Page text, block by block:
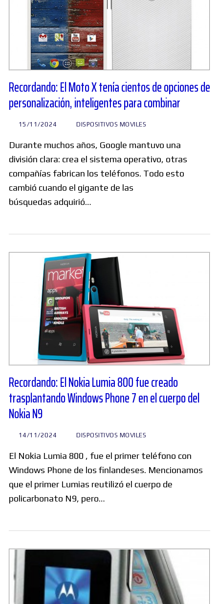
Recordando: El Moto X tenía cientos de opciones de
personalización, inteligentes para combinar
15/11/2024 DISPOSITIVOS MOVILES
Durante muchos años, Google mantuvo una
división clara: crea el sistema operativo, otras
compañías fabrican los teléfonos. Todo esto
cambió cuando el gigante de las
búsquedas adquirió…
Recordando: El Nokia Lumia 800 fue creado
trasplantando Windows Phone 7 en el cuerpo del
Nokia N9
14/11/2024 DISPOSITIVOS MOVILES
El Nokia Lumia 800 , fue el primer teléfono con
Windows Phone de los finlandeses. Mencionamos
que el primer Lumias reutilizó el cuerpo de
policarbonato N9, pero…